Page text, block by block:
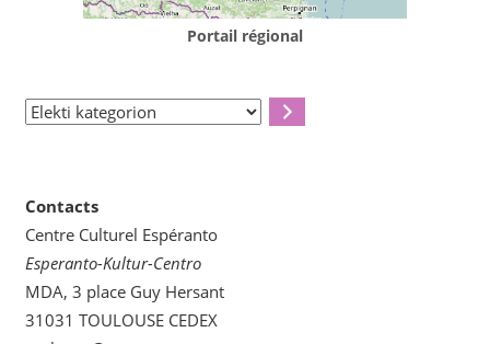
Portail régional
Elekti
Contacts
Centre Culturel Espéranto
Esperanto-Kultur-Centro
MDA, 3 place Guy Hersant
31031 TOULOUSE CEDEX